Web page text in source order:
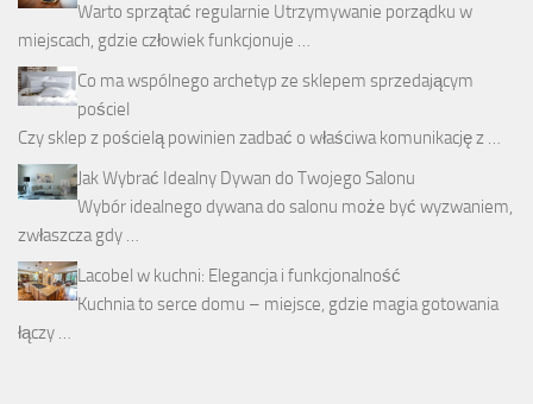
Warto sprzątać regularnie Utrzymywanie porządku w
miejscach, gdzie człowiek funkcjonuje …
Co ma wspólnego archetyp ze sklepem sprzedającym
pościel
Czy sklep z pościelą powinien zadbać o właściwa komunikację z …
Jak Wybrać Idealny Dywan do Twojego Salonu
Wybór idealnego dywana do salonu może być wyzwaniem,
zwłaszcza gdy …
Lacobel w kuchni: Elegancja i funkcjonalność
Kuchnia to serce domu – miejsce, gdzie magia gotowania
łączy …